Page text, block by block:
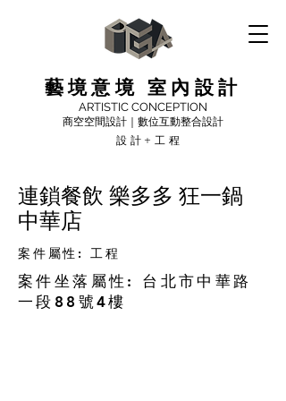
藝境意境 室內設計
ARTISTIC CONCEPTION
商空空間設計｜數位互動整合設計
設計+工程
連鎖餐飲 樂多多 狂一鍋
中華店
案件屬性: 工程
案件坐落屬性: 台北市中華路
一段88號4樓